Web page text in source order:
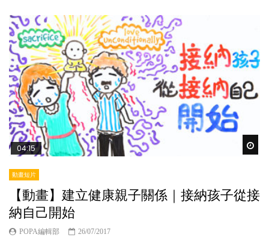
04:15
動畫短片
【動畫】建立健康親子關係｜接納孩子從接
納自己開始
POPA編輯部 26/07/2017